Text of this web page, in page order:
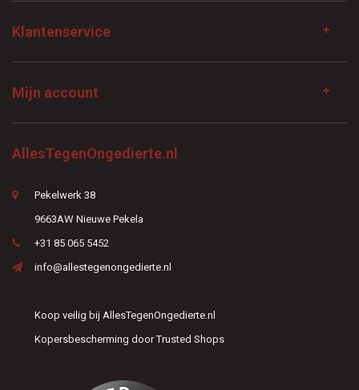
Klantenservice
Mijn account
AllesTegenOngedierte.nl
Pekelwerk 38
9663AW Nieuwe Pekela
+31 85 065 5452
info@allestegenongedierte.nl
Koop veilig bij AllesTegenOngedierte.nl
Kopersbescherming door Trusted Shops